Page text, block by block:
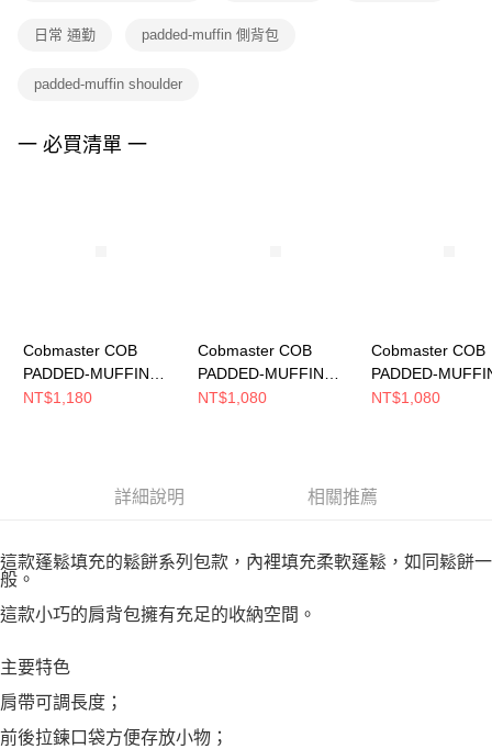
３．未成年的使用者請事先徵得法定代理人或監護人之同意方可使用
任。
請求用戶進行身份認證。
５．嚴禁一人註冊多個帳號或使用他人資訊註冊。若發現惡意使用之情形，
日常 通勤 padded-muffin 側背包
padded-muffin shoulder
一 必買清單 一
Cobmaster COB
PADDED-MUFFIN
BUDDY SHOULDER
NT$1,180
Cobmaster COB
PADDED-MUFFIN
DRAWSTRING
NT$1,080
Cobmaster COB
PADDED-
DRAWSTRING
NT$1,080
詳細說明 相關推薦
這款蓬鬆填充的鬆餅系列包款，內裡填充柔軟蓬鬆，如同鬆餅一
般。
這款小巧的肩背包擁有充足的收納空間。
主要特色
肩帶可調長度；
前後拉鍊口袋方便存放小物；